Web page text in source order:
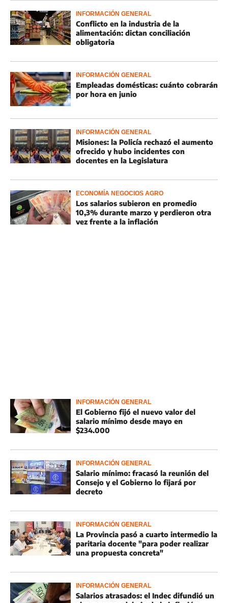
INFORMACIÓN GENERAL
Conflicto en la industria de la
alimentación: dictan conciliación
obligatoria
INFORMACIÓN GENERAL
Empleadas domésticas: cuánto cobrarán
por hora en junio
INFORMACIÓN GENERAL
Misiones: la Policía rechazó el aumento
ofrecido y hubo incidentes con
docentes en la Legislatura
ECONOMÍA NEGOCIOS AGRO
Los salarios subieron en promedio
10,3% durante marzo y perdieron otra
vez frente a la inflación
INFORMACIÓN GENERAL
El Gobierno fijó el nuevo valor del
salario mínimo desde mayo en
$234.000
INFORMACIÓN GENERAL
Salario mínimo: fracasó la reunión del
Consejo y el Gobierno lo fijará por
decreto
INFORMACIÓN GENERAL
La Provincia pasó a cuarto intermedio la
paritaria docente "para poder realizar
una propuesta concreta"
INFORMACIÓN GENERAL
Salarios atrasados: el Indec difundió un